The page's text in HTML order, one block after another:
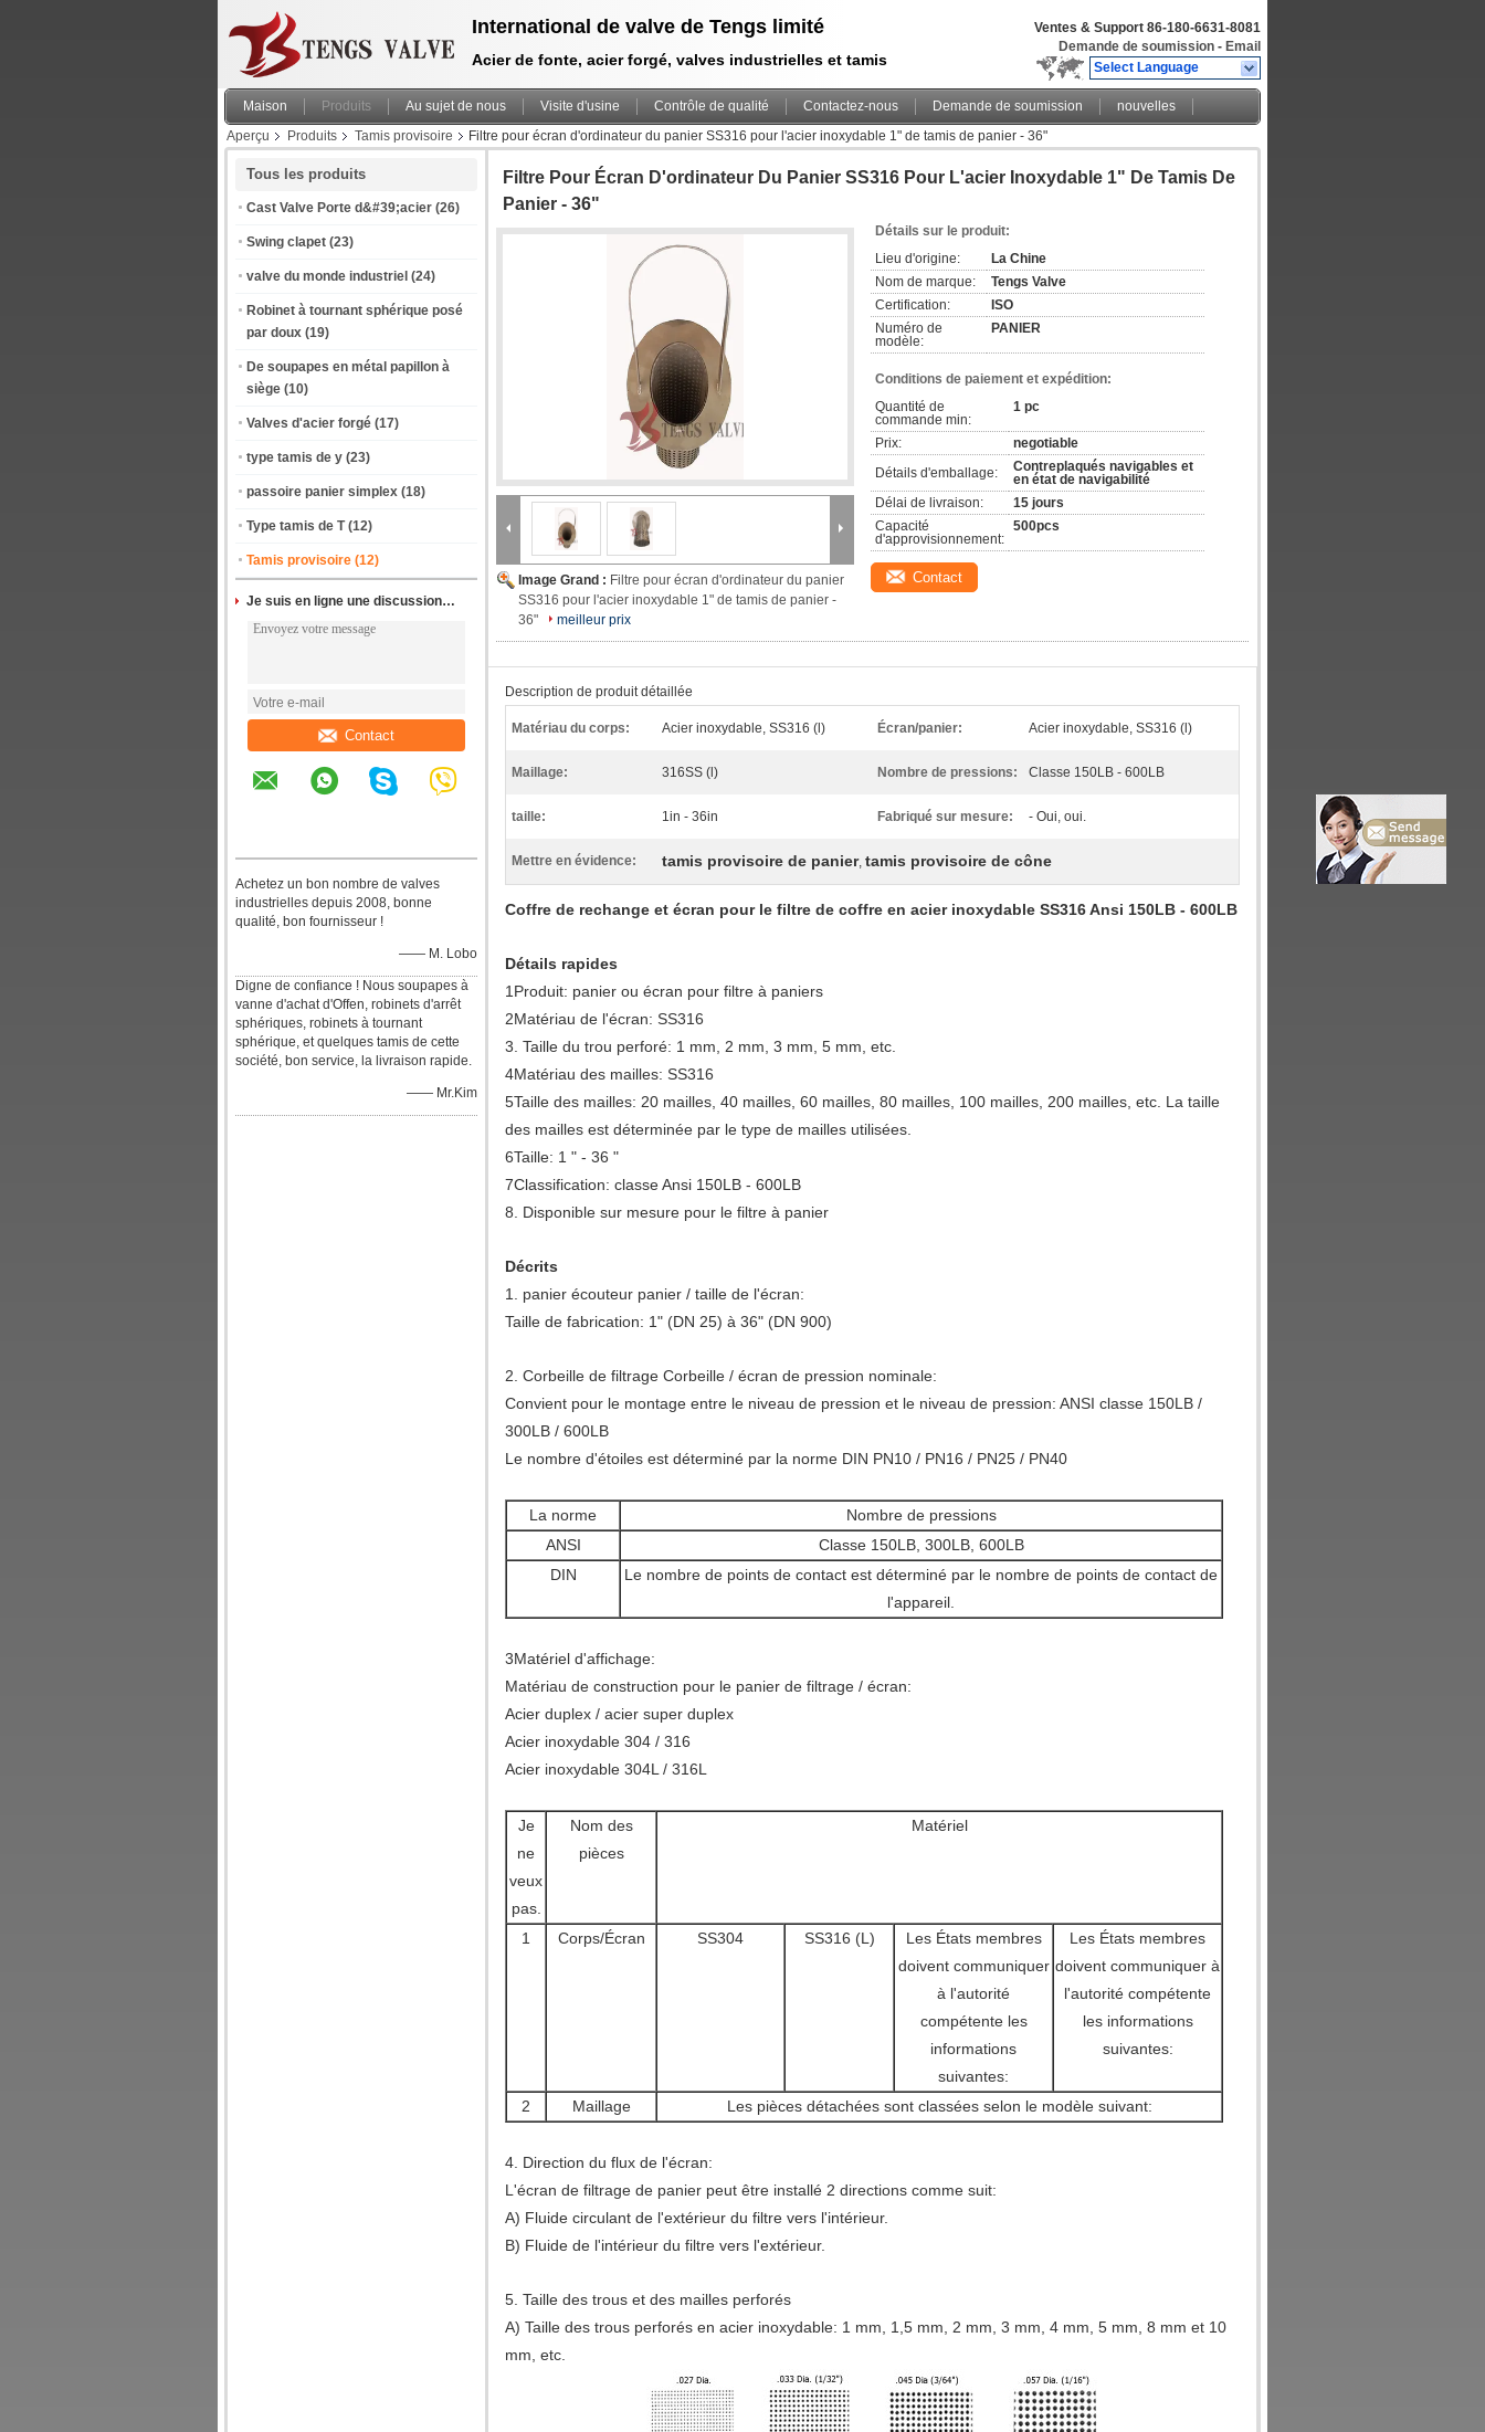
International de valve de Tengs limité
Acier de fonte, acier forgé, valves industrielles et tamis
Ventes & Support 86-180-6631-8081
Demande de soumission - Email
Select Language
Maison Produits Au sujet de nous Visite d'usine Contrôle de qualité Contactez-nous Demande de soumission
nouvelles
Aperçu
Produits Tamis provisoire Filtre pour écran d'ordinateur du panier SS316 pour l'acier inoxydable 1" de tamis de panier - 36"
Tous les produits
Cast Valve Porte d&#39;acier (26)
Swing clapet (23)
valve du monde industriel (24)
Robinet à tournant sphérique posé
par doux (19)
De soupapes en métal papillon à
siège (10)
Valves d'acier forgé (17)
type tamis de y (23)
passoire panier simplex (18)
Type tamis de T (12)
Tamis provisoire (12)
Je suis en ligne une discussion en ligne
Contact
Achetez un bon nombre de valves
industrielles depuis 2008, bonne
qualité, bon fournisseur !
—— M. Lobo
Digne de confiance ! Nous soupapes à
vanne d'achat d'Offen, robinets d'arrêt
sphériques, robinets à tournant
sphérique, et quelques tamis de cette
société, bon service, la livraison rapide.
—— Mr.Kim
Filtre Pour Écran D'ordinateur Du Panier SS316 Pour L'acier Inoxydable 1" De Tamis De
Panier - 36"
Image Grand : Filtre pour écran d'ordinateur du panier
SS316 pour l'acier inoxydable 1" de tamis de panier -
36"
meilleur prix
Détails sur le produit:
Lieu d'origine:
La Chine
Nom de marque:
Tengs Valve
Certification:
ISO
Numéro de
modèle:
PANIER
Conditions de paiement et expédition:
Quantité de
commande min:
1 pc
Prix:
negotiable
Détails d'emballage:
Contreplaqués navigables et
en état de navigabilité
Délai de livraison:
15 jours
Capacité
d'approvisionnement:
500pcs
Contact
Description de produit détaillée
Matériau du corps: Acier inoxydable, SS316 (l) Écran/panier: Acier inoxydable, SS316 (l)
Maillage: 316SS (l) Nombre de pressions: Classe 150LB - 600LB
taille: 1in - 36in Fabriqué sur mesure: - Oui, oui.
Mettre en évidence: tamis provisoire de panier, tamis provisoire de cône
Coffre de rechange et écran pour le filtre de coffre en acier inoxydable SS316 Ansi 150LB - 600LB
Détails rapides
1Produit: panier ou écran pour filtre à paniers
2Matériau de l'écran: SS316
3. Taille du trou perforé: 1 mm, 2 mm, 3 mm, 5 mm, etc.
4Matériau des mailles: SS316
5Taille des mailles: 20 mailles, 40 mailles, 60 mailles, 80 mailles, 100 mailles, 200 mailles, etc. La taille
des mailles est déterminée par le type de mailles utilisées.
6Taille: 1 " - 36 "
7Classification: classe Ansi 150LB - 600LB
8. Disponible sur mesure pour le filtre à panier
Décrits
1. panier écouteur panier / taille de l'écran:
Taille de fabrication: 1" (DN 25) à 36" (DN 900)
2. Corbeille de filtrage Corbeille / écran de pression nominale:
Convient pour le montage entre le niveau de pression et le niveau de pression: ANSI classe 150LB /
300LB / 600LB
Le nombre d'étoiles est déterminé par la norme DIN PN10 / PN16 / PN25 / PN40
La norme
Nombre de pressions
ANSI
Classe 150LB, 300LB, 600LB
DIN
Le nombre de points de contact est déterminé par le nombre de points de contact de
l'appareil.
3Matériel d'affichage:
Matériau de construction pour le panier de filtrage / écran:
Acier duplex / acier super duplex
Acier inoxydable 304 / 316
Acier inoxydable 304L / 316L
Je
ne
veux
pas.
Nom des
pièces
Matériel
1 Corps/Écran SS304 SS316 (L)
Les États membres
doivent communiquer
à l'autorité
compétente les
informations
suivantes:
Les États membres
doivent communiquer à
l'autorité compétente
les informations
suivantes:
2 Maillage Les pièces détachées sont classées selon le modèle suivant:
4. Direction du flux de l'écran:
L'écran de filtrage de panier peut être installé 2 directions comme suit:
A) Fluide circulant de l'extérieur du filtre vers l'intérieur.
B) Fluide de l'intérieur du filtre vers l'extérieur.
5. Taille des trous et des mailles perforés
A) Taille des trous perforés en acier inoxydable: 1 mm, 1,5 mm, 2 mm, 3 mm, 4 mm, 5 mm, 8 mm et 10
mm, etc.